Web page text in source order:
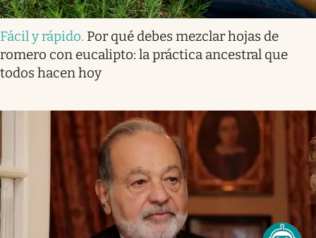
Fácil y rápido. Por qué debes mezclar hojas de
romero con eucalipto: la práctica ancestral que
todos hacen hoy